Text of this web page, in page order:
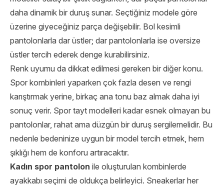
daha dinamik bir duruş sunar. Seçtiğiniz modele göre
üzerine giyeceğiniz parça değişebilir. Bol kesimli
pantolonlarla dar üstler; dar pantolonlarla ise oversize
üstler tercih ederek denge kurabilirsiniz.
Renk uyumu da dikkat edilmesi gereken bir diğer konu.
Spor kombinleri yaparken çok fazla desen ve rengi
karıştırmak yerine, birkaç ana tonu baz almak daha iyi
sonuç verir. Spor tayt modelleri kadar esnek olmayan bu
pantolonlar, rahat ama düzgün bir duruş sergilemelidir. Bu
nedenle bedeninize uygun bir model tercih etmek, hem
şıklığı hem de konforu artıracaktır.
Kadın spor pantolon ile oluşturulan kombinlerde
ayakkabı seçimi de oldukça belirleyici. Sneakerlar her